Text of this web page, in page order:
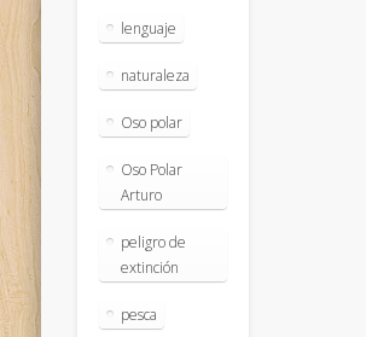
lenguaje
naturaleza
Oso polar
Oso Polar
Arturo
peligro de
extinción
pesca